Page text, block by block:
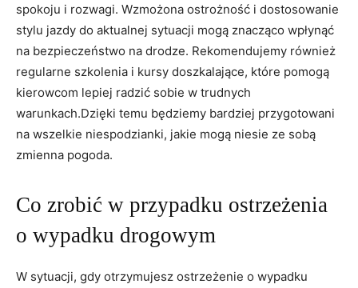
spokoju i ‌rozwagi. ⁢Wzmożona⁣ ostrożność​ i dostosowanie
‍stylu jazdy do aktualnej ‌sytuacji⁣ mogą znacząco wpłynąć
na bezpieczeństwo na drodze.⁣ Rekomendujemy również
regularne szkolenia i kursy doszkalające,​ które pomogą
kierowcom ⁤lepiej radzić sobie ⁣w trudnych
warunkach.Dzięki temu‍ będziemy bardziej​ przygotowani
na wszelkie niespodzianki,‌ jakie mogą niesie ze sobą
zmienna pogoda.
Co zrobić w ‌przypadku ostrzeżenia
o wypadku drogowym
W sytuacji, gdy otrzymujesz ostrzeżenie o wypadku​